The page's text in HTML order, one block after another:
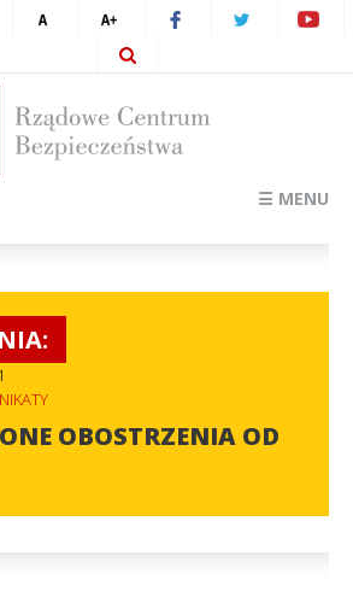
☰ MENU
OBOSTRZENIA OD